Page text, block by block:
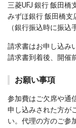
三菱UFJ 銀行 飯田橋
みずほ銀行 飯田橋支
（銀行振込時に振込
請求書はお申し込み
請求書到着後、開催
お願い事項
参加費はご欠席や通
申し込みされた方が
い。代理の方のご参